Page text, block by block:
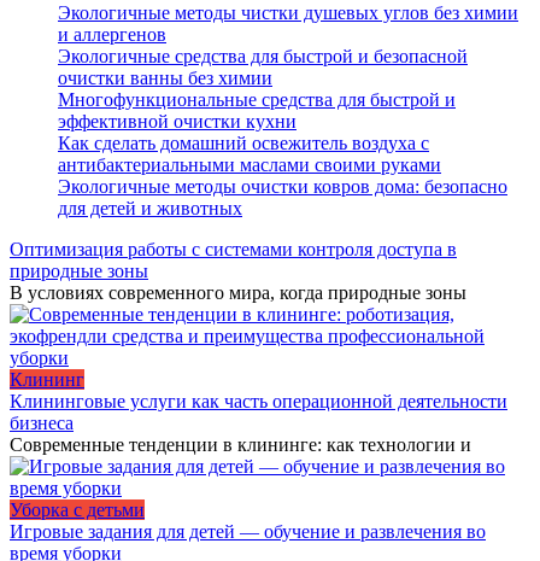
Экологичные методы чистки душевых углов без химии
и аллергенов
Экологичные средства для быстрой и безопасной
очистки ванны без химии
Многофункциональные средства для быстрой и
эффективной очистки кухни
Как сделать домашний освежитель воздуха с
антибактериальными маслами своими руками
Экологичные методы очистки ковров дома: безопасно
для детей и животных
Оптимизация работы с системами контроля доступа в
природные зоны
В условиях современного мира, когда природные зоны
Клининг
Клининговые услуги как часть операционной деятельности
бизнеса
Современные тенденции в клининге: как технологии и
Уборка с детьми
Игровые задания для детей — обучение и развлечения во
время уборки